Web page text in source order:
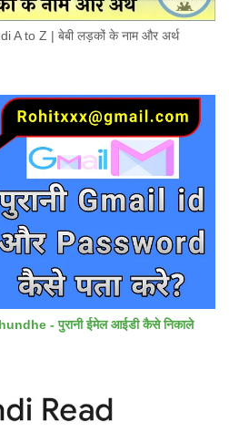
A to Z | बेबी लड़कों के नाम और अर्थ
- पुरानी ईमेल आईडी कैसे निकाले